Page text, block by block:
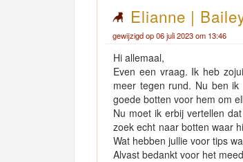
Elianne |
gewijzigd op 06 juli 2023 om 13:46
Hi allemaal,
Even een vraag. Ik heb
meer tegen rund. Nu ben
goede botten voor hem om
Nu moet ik erbij vertellen
zoek echt naar botten waar
Wat hebben jullie voor tips
Alvast bedankt voor het